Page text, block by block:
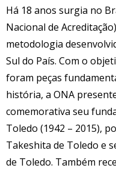
Há 18 anos surgia no
Nacional de
metodologia
Sul do País. Com o
foram peças
história, a ONA
comemorativa seu
Toledo (1942 – 2015),
Takeshita de Toledo e
de Toledo. Também